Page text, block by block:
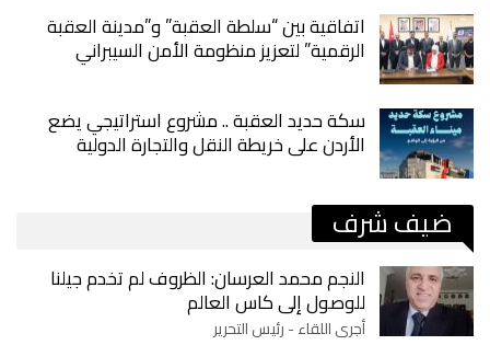
اتفاقية بين “سلطة العقبة” و”مدينة العقبة
الرقمية” لتعزيز منظومة الأمن السيبراني
سكة حديد العقبة .. مشروع استراتيجي يضع
الأردن على خريطة النقل والتجارة الدولية
ضيف شرف
النجم محمد العرسان: الظروف لم تخدم جيلنا
للوصول إلى كاس العالم
أجرى اللقاء - رئيس التحرير